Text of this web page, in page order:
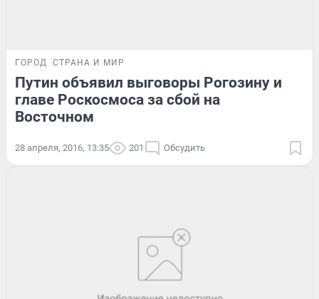
ГОРОД СТРАНА И МИР
Путин объявил выговоры Рогозину и
главе Роскосмоса за сбой на
Восточном
28 апреля, 2016, 13:35 201 Обсудить